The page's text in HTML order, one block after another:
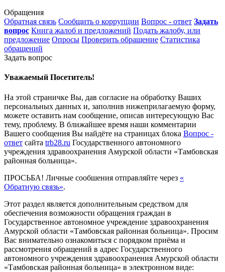
Обращения
Обратная связь Сообщить о коррупции Вопрос - ответ Задать
вопрос Книга жалоб и предложений Подать жалобу, или
предложение Опросы Проверить обращение Статистика
обращений
Задать вопрос
Уважаемый Посетитель!
На этой страничке Вы, дав согласие на обработку Ваших
персональных данных и, заполнив нижеприлагаемую форму,
можете оставить нам сообщение, описав интересующую Вас
тему, проблему. В ближайшее время наши комментарии
Вашего сообщения Вы найдёте на страницах блока Вопрос -
ответ сайта trb28.ru Государственного автономного
учреждения здравоохранения Амурской области «Тамбовская
районная больница».
ПРОСЬБА! Личные сообшения отправляйте через «
Обратную связь».
Этот раздел является дополнительным средством для
обеспечения возможности обращения граждан в
Государственное автономное учреждение здравоохранения
Амурской области «Тамбовская районная больница». Просим
Вас внимательно ознакомиться с порядком приёма и
рассмотрения обращений в адрес Государственного
автономного учреждения здравоохранения Амурской области
«Тамбовская районная больница» в электронном виде: